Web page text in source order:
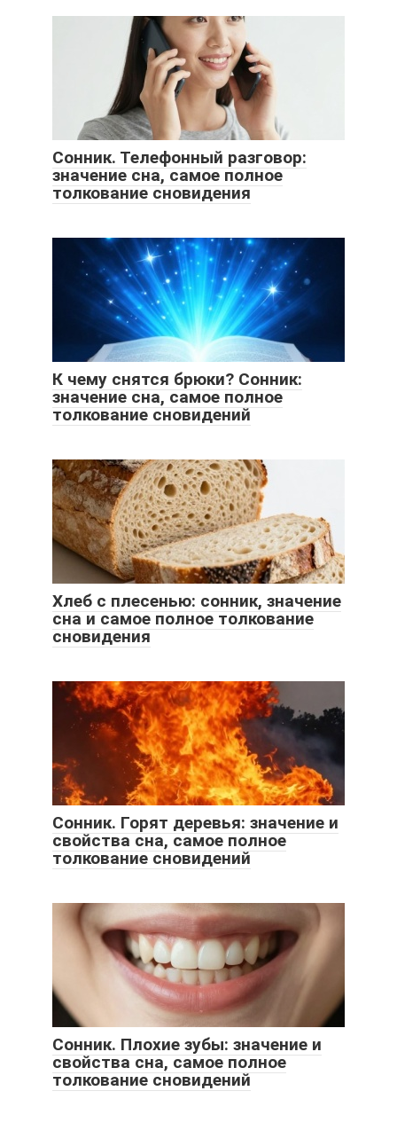
Сонник. Телефонный разговор:
значение сна, самое полное
толкование сновидения
К чему снятся брюки? Сонник:
значение сна, самое полное
толкование сновидений
Хлеб с плесенью: сонник, значение
сна и самое полное толкование
сновидения
Сонник. Горят деревья: значение и
свойства сна, самое полное
толкование сновидений
Сонник. Плохие зубы: значение и
свойства сна, самое полное
толкование сновидений